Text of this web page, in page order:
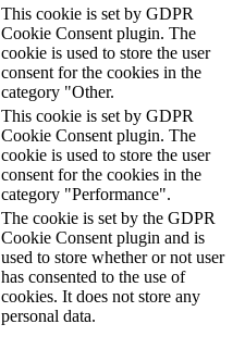
This cookie is set by GDPR
Cookie Consent plugin. The
cookie is used to store the user
consent for the cookies in the
category "Other.
This cookie is set by GDPR
Cookie Consent plugin. The
cookie is used to store the user
consent for the cookies in the
category "Performance".
The cookie is set by the GDPR
Cookie Consent plugin and is
used to store whether or not user
has consented to the use of
cookies. It does not store any
personal data.